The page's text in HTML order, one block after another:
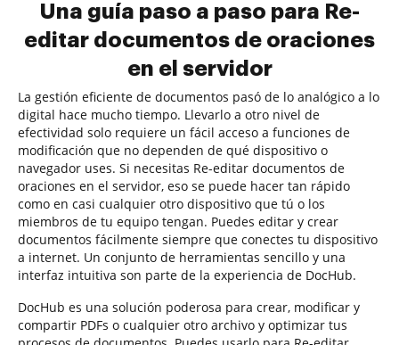
Una guía paso a paso para Re-
editar documentos de oraciones
en el servidor
La gestión eficiente de documentos pasó de lo analógico a lo
digital hace mucho tiempo. Llevarlo a otro nivel de
efectividad solo requiere un fácil acceso a funciones de
modificación que no dependen de qué dispositivo o
navegador uses. Si necesitas Re-editar documentos de
oraciones en el servidor, eso se puede hacer tan rápido
como en casi cualquier otro dispositivo que tú o los
miembros de tu equipo tengan. Puedes editar y crear
documentos fácilmente siempre que conectes tu dispositivo
a internet. Un conjunto de herramientas sencillo y una
interfaz intuitiva son parte de la experiencia de DocHub.
DocHub es una solución poderosa para crear, modificar y
compartir PDFs o cualquier otro archivo y optimizar tus